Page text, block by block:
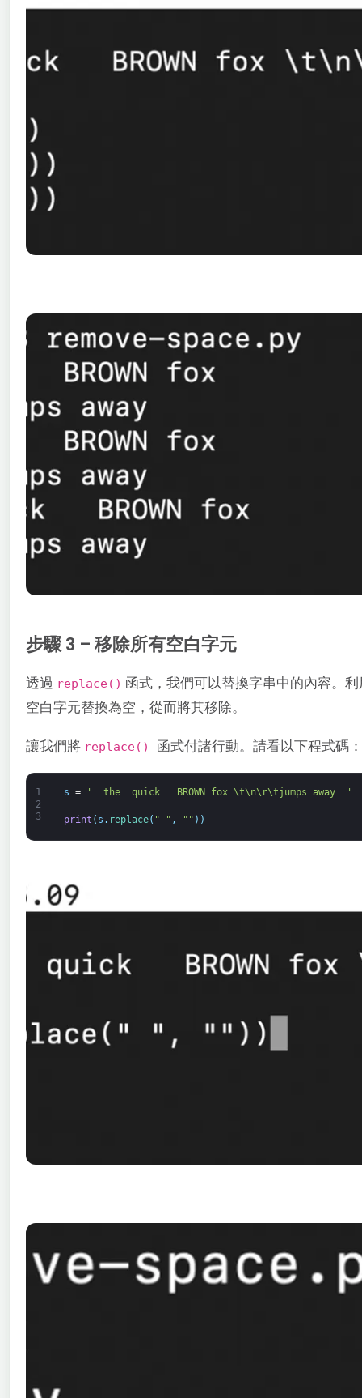
步驟 3 – 移除所有空白字元
透過 replace() 函式，我們可以替換字串中的內容。
空白字元替換為空，從而將其移除。
讓我們將 replace() 函式付諸行動。請看以下程式碼：
1
2
3
s = '  the  quick   BROWN fox \t\n\r\tjumps away  '
print ( s . replace( " " , "" ) )